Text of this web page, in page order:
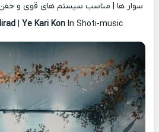
سوار ها | مناسب سیستم های قوی و
| Ye Kari Kon In Shoti-music